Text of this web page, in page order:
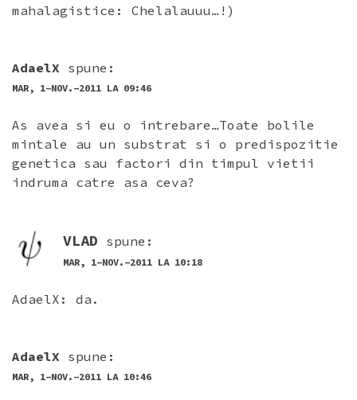
mahalagistice: Chelalauuu…!)
AdaelX spune:
MAR, 1-NOV.-2011 LA 09:46
As avea si eu o intrebare…Toate bolile
mintale au un substrat si o predispozitie
genetica sau factori din timpul vietii
indruma catre asa ceva?
VLAD spune:
MAR, 1-NOV.-2011 LA 10:18
AdaelX: da.
AdaelX spune:
MAR, 1-NOV.-2011 LA 10:46